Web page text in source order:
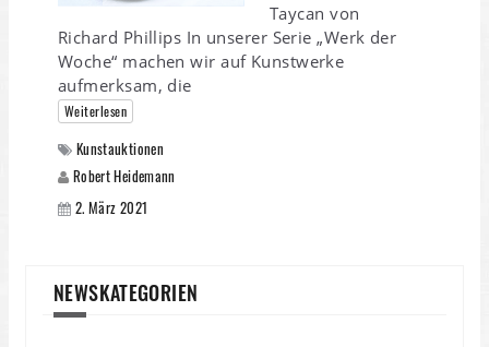
Taycan von
Richard Phillips In unserer Serie „Werk der
Woche“ machen wir auf Kunstwerke
aufmerksam, die
Weiterlesen
Kunstauktionen
Robert Heidemann
2. März 2021
NEWSKATEGORIEN